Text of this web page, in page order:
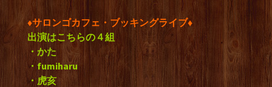
♦サロンゴカフェ・ブッキングライブ♦
出演はこちらの４組
・かた
・fumiharu
・虎亥